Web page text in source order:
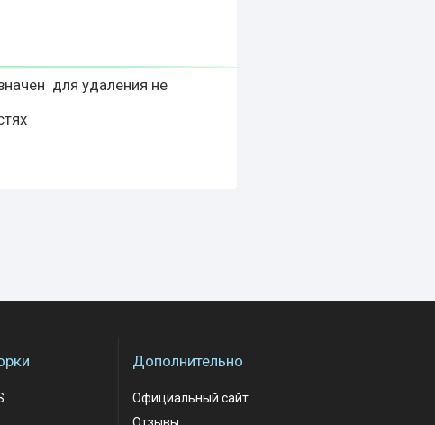
для удаления не
Дополнительно
Официальный сайт